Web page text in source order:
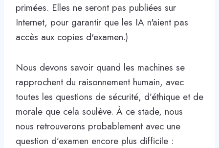
primées. Elles ne seront pas publiées sur
Internet, pour garantir que les IA n'aient pas
accès aux copies d'examen.)
Nous devons savoir quand les machines se
rapprochent du raisonnement humain, avec
toutes les questions de sécurité, d’éthique et de
morale que cela soulève. À ce stade, nous
nous retrouverons probablement avec une
question d’examen encore plus difficile :